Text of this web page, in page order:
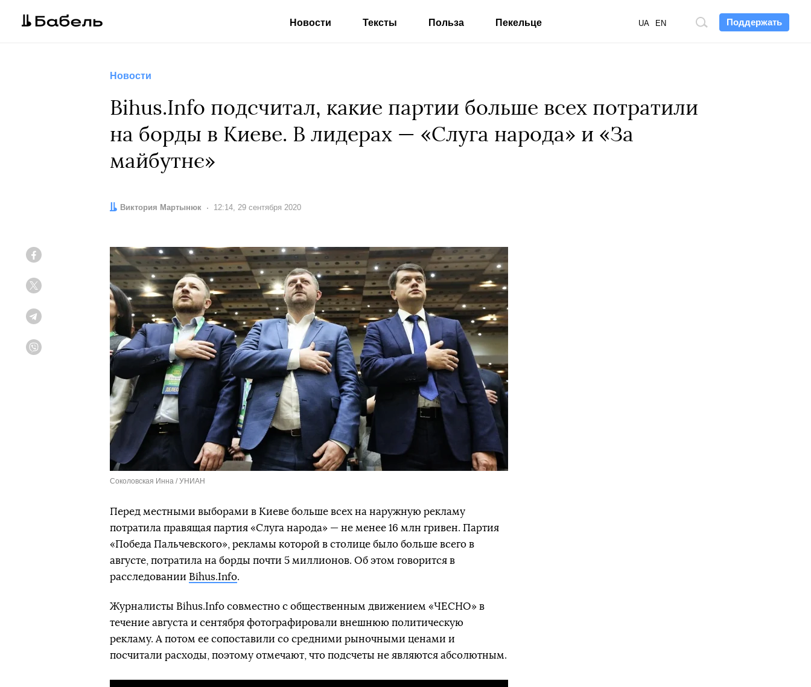
Поддержать
Поиск
UA EN
Новости Тексты Польза Пекельце
Новости
Bihus.Info подсчитал, какие партии больше всех потратили
на борды в Киеве. В лидерах — «Слуга народа» и «За
майбутнє»
Автор:
Виктория Мартынюк Дата:
12:14, 29 сентября 2020
Соколовская Инна / УНИАН
Перед местными выборами в Киеве больше всех на наружную рекламу
потратила правящая партия «Слуга народа» — не менее 16 млн гривен. Партия
«Победа Пальчевского», рекламы которой в столице было больше всего в
августе, потратила на борды почти 5 миллионов. Об этом говорится в
расследовании Bihus.Info.
Журналисты Bihus.Info совместно с общественным движением «ЧЕСНО» в
течение августа и сентября фотографировали внешнюю политическую
рекламу. А потом ее сопоставили со средними рыночными ценами и
посчитали расходы, поэтому отмечают, что подсчеты не являются абсолютным.